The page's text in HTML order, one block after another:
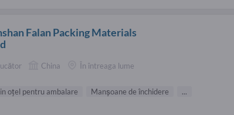
Falan Packing Materials
China În întreaga lume
oţel pentru ambalare Manşoane de închidere ...